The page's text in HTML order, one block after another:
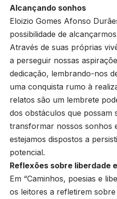
Alcançando sonhos
Eloizio Gomes Afonso
possibilidade de
Através de suas próprias
a perseguir nossas
dedicação, lembrando-nos
uma conquista rumo à
relatos são um lembrete
dos obstáculos que possam
transformar nossos sonhos
estejamos dispostos a
potencial.
Reflexões sobre liberdade
Em “Caminhos, poesias e
os leitores a refletirem